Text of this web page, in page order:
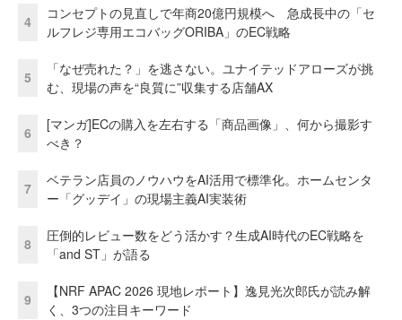
4
コンセプトの見直しで年商20億円規模へ 急成長中の「セ
ルフレジ専用エコバッグORIBA」のEC戦略
5
「なぜ売れた？」を逃さない。ユナイテッドアローズが挑
む、現場の声を“良質に”収集する店舗AX
6
[マンガ]ECの購入を左右する「商品画像」、何から撮影す
べき？
7
ベテラン店員のノウハウをAI活用で標準化。ホームセンタ
ー「グッデイ」の現場主義AI実装術
8
圧倒的レビュー数をどう活かす？生成AI時代のEC戦略を
「and ST」が語る
9
【NRF APAC 2026 現地レポート】逸見光次郎氏が読み解
く、3つの注目キーワード